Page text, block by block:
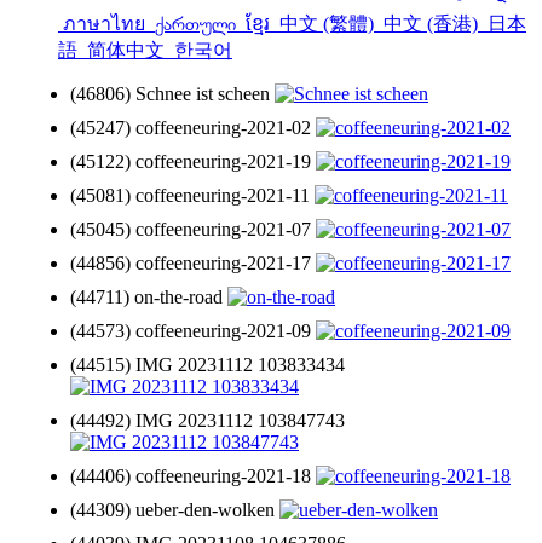
ภาษาไทย ქართული ខ្មែរ 中文 (繁體) 中文 (香港)
日本
語 简体中文 한국어
(46806) Schnee ist scheen
(45247) coffeeneuring-2021-02
(45122) coffeeneuring-2021-19
(45081) coffeeneuring-2021-11
(45045) coffeeneuring-2021-07
(44856) coffeeneuring-2021-17
(44711) on-the-road
(44573) coffeeneuring-2021-09
(44515) IMG 20231112 103833434
(44492) IMG 20231112 103847743
(44406) coffeeneuring-2021-18
(44309) ueber-den-wolken